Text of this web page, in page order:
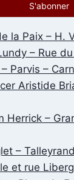
la Paix – H.
– Rue
Parvis –
Aristide
Herrick –
– Talleyrand
et rue